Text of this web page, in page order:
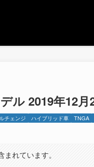
ル 2019年12
チェンジ ハイブリッド車 TNGA
れています。